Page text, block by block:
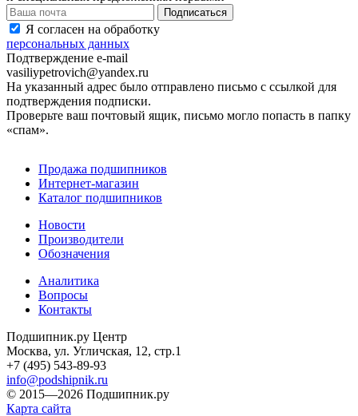
Я согласен на обработку
персональных данных
Подтверждение e-mail
vasiliypetrovich@yandex.ru
На указанный адрес было отправлено письмо с ссылкой для
подтверждения подписки.
Проверьте ваш почтовый ящик, письмо могло попасть в папку
«спам».
Продажа подшипников
Интернет-магазин
Каталог подшипников
Новости
Производители
Обозначения
Аналитика
Вопросы
Контакты
Подшипник.ру Центр
Москва, ул. Угличская, 12, стр.1
+7 (495) 543-89-93
info@podshipnik.ru
© 2015—2026 Подшипник.ру
Карта сайта